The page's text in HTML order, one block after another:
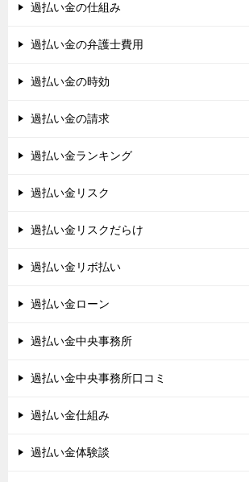
過払い金の仕組み
過払い金の弁護士費用
過払い金の時効
過払い金の請求
過払い金ランキング
過払い金リスク
過払い金リスクだらけ
過払い金リボ払い
過払い金ローン
過払い金中央事務所
過払い金中央事務所口コミ
過払い金仕組み
過払い金体験談